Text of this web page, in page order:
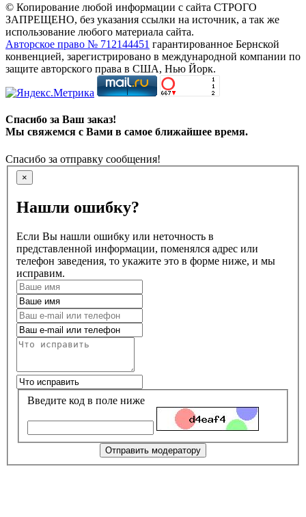
© Копирование любой информации с сайта СТРОГО
ЗАПРЕЩЕНО, без указания ссылки на источник, а так же
использование любого материала сайта.
Авторское право № 712144451 гарантированное Бернской
конвенцией, зарегистрировано в международной компании по
защите авторского права в США, Нью Йорк.
Спасибо за Ваш заказ!
Мы свяжемся с Вами в самое ближайшее время.
Спасибо за отправку сообщения!
×
Нашли ошибку?
Если Вы нашли ошибку или неточность в
представленной информации, поменялся адрес или
телефон заведения, то укажите это в форме ниже, и мы
исправим.
Введите код в поле ниже
Отправить модератору